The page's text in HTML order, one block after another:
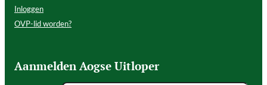
Inloggen
OVP-lid worden?
Aanmelden Aogse Uitloper